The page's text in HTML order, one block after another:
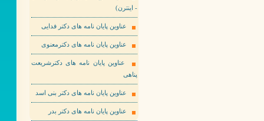
- اینترن)
عناوین پایان نامه های دکتر فدایی
عناوین پایان نامه های دکترمعنوی
عناوین پایان نامه های دکترشریعت
پناهی
عناوین پایان نامه های دکتر بنی اسد
عناوین پایان نامه های دکتر بدر